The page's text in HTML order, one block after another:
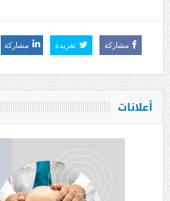
مشاركة تغريدة مشاركة
أعلانات